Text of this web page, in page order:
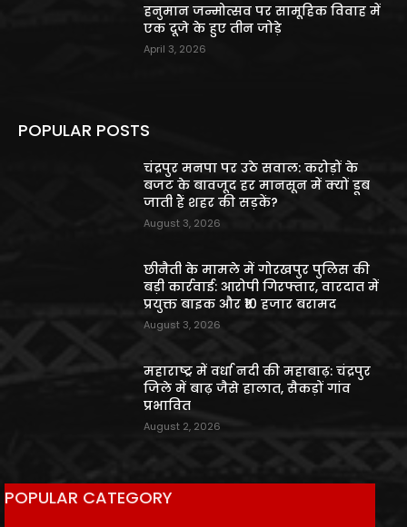
हनुमान जन्मोत्सव पर सामूहिक विवाह में
एक दूजे के हुए तीन जोड़े
April 3, 2026
POPULAR POSTS
चंद्रपुर मनपा पर उठे सवाल: करोड़ों के
बजट के बावजूद हर मानसून में क्यों डूब
जाती हैं शहर की सड़कें?
August 3, 2026
छीनैती के मामले में गोरखपुर पुलिस की
बड़ी कार्रवाई: आरोपी गिरफ्तार, वारदात में
प्रयुक्त बाइक और ₹10 हजार बरामद
August 3, 2026
महाराष्ट्र में वर्धा नदी की महाबाढ़: चंद्रपुर
जिले में बाढ़ जैसे हालात, सैकड़ों गांव
प्रभावित
August 2, 2026
POPULAR CATEGORY